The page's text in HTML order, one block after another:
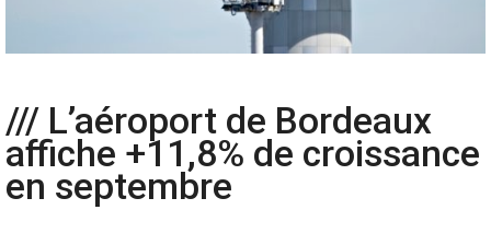
/// L’aéroport de Bordeaux
affiche +11,8% de croissance
en septembre